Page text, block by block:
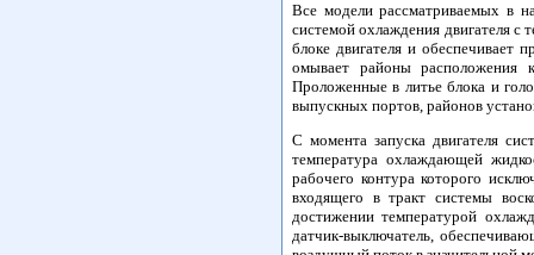
Все модели рассматриваемых в
системой охлаждения двигателя с
блоке двигателя и обеспечивает
омывает районы расположения
Проложенные в литье блока и
выпускных портов, районов
С момента запуска двигателя
температура охлаждающей
рабочего контура которого
входящего в тракт системы
достижении температурой
датчик-выключатель,